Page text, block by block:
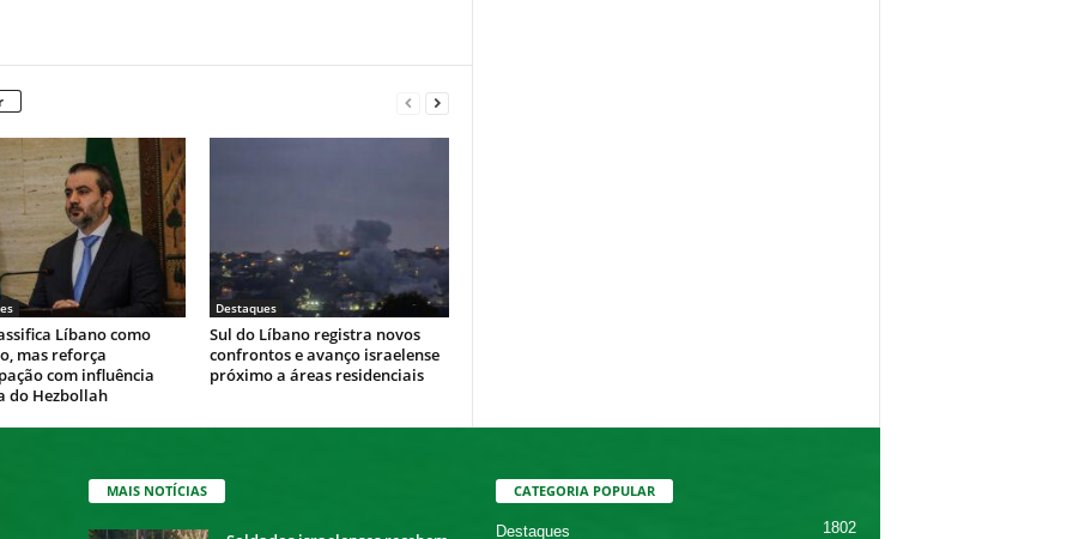
Líbano como
mas reforça
com influência
do Hezbollah
Destaques
Sul do Líbano registra novos
confrontos e avanço israelense
próximo a áreas residenciais
MAIS NOTÍCIAS CATEGORIA POPULAR
Destaques 1802